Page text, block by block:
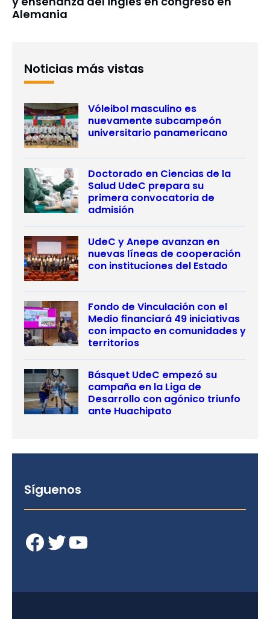
Alemania
Noticias más vistas
Vóleibol masculino es
nuevamente subcampeón
universitario panamericano
Doctorado en Ciencias de la
Salud UdeC prepara su
primera convocatoria de
admisión
UdeC y Anepe avanzan en
nuevas líneas de cooperación
con instituciones del Estado
Fondo de Vinculación con el
Medio financiará 49 iniciativas
con impacto en comunidades y
territorios
Básquet UdeC empezó su
campaña en la Liga de
Desarrollo con agónico triunfo
ante Huachipato
Síguenos
Facebook Twitter YouTube